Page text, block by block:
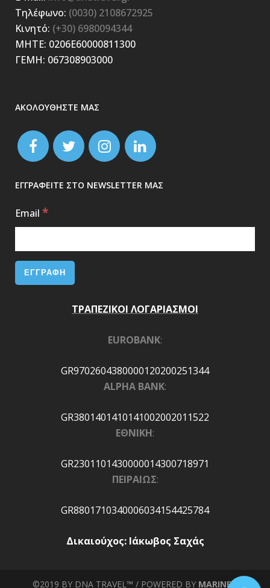
Τηλέφωνο: (0030) 2108672925
Κινητό: (+30) 6980094344
ΜΗΤΕ: 0206E60000811300
ΓΕΜΗ: 067308903000
ΑΚΟΛΟΥΘΗΣΤΕ ΜΑΣ
ΕΓΓΡΑΦΕΙΤΕ ΣΤΟ NEWSLETTER ΜΑΣ
Email *
ΤΡΑΠΕΖΙΚΟΙ ΛΟΓΑΡΙΑΣΜΟΙ
EUROBANK:
GR9702604380000120200251344
ALPHA BANK:
GR3801401410141002002011522
ΕΘΝΙΚΗ:
GR2301101430000014300718971
ΠΕΙΡΑΙΩΣ:
GR8801710340006034154425784
Δικαιούχος: Ιάκωβος Σαχάς
©2019 BY DNA TRAVEL™ / POWERED BY MARINET